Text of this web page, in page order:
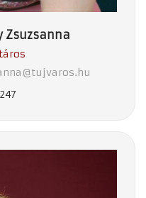
Zsuzsanna